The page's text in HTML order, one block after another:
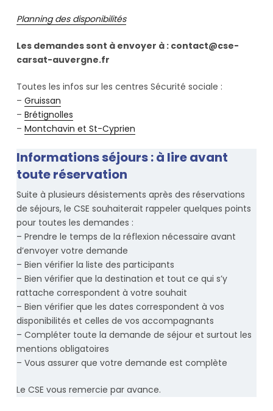
Planning des disponibilités
Les demandes sont à envoyer à : contact@cse-
carsat-auvergne.fr
Toutes les infos sur les centres Sécurité sociale :
– Gruissan
– Brétignolles
– Montchavin et St-Cyprien
Informations séjours : à lire avant
toute réservation
Suite à plusieurs désistements après des réservations
de séjours, le CSE souhaiterait rappeler quelques points
pour toutes les demandes :
– Prendre le temps de la réflexion nécessaire avant
d’envoyer votre demande
– Bien vérifier la liste des participants
– Bien vérifier que la destination et tout ce qui s’y
rattache correspondent à votre souhait
– Bien vérifier que les dates correspondent à vos
disponibilités et celles de vos accompagnants
– Compléter toute la demande de séjour et surtout les
mentions obligatoires
– Vous assurer que votre demande est complète
Le CSE vous remercie par avance.